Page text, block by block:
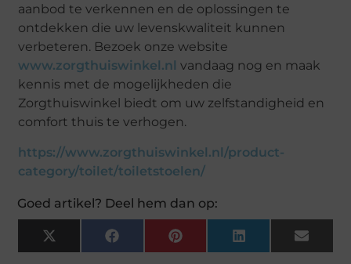
aanbod te verkennen en de oplossingen te
ontdekken die uw levenskwaliteit kunnen
verbeteren. Bezoek onze website
www.zorgthuiswinkel.nl vandaag nog en maak
kennis met de mogelijkheden die
Zorgthuiswinkel biedt om uw zelfstandigheid en
comfort thuis te verhogen.
https://www.zorgthuiswinkel.nl/product-
category/toilet/toiletstoelen/
Goed artikel? Deel hem dan op:
X
(Twitter)
FacebookPinterestLinkedInEmail